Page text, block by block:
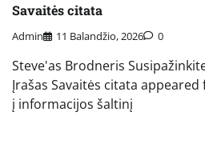
Savaitės citata
Admin 11 Balandžio, 2026 0
Steve'as Brodneris
Įrašas Savaitės citata
į informacijos šaltinį